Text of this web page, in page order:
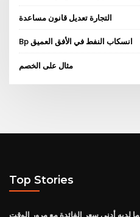
التجارة تعديل قانون مساعدة
Bp انسكاب النفط في الأفق العميق
مثال على الخصم
Top Stories
ما لديه أدنى سعر الفائدة مع مرور الوقت